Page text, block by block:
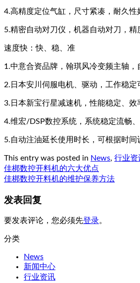
4.高精度定位气缸，尺寸紧凑，耐久性
5.精密自动对刀仪，机器自动对刀，精
速度快：快、稳、准
1.中意合资品牌，翰琪风冷变频主轴
2.日本安川伺服电机、驱动，工作稳
3.日本新宝行星减速机，性能稳定、效
4.维宏/DSP数控系统，系统稳定流畅
5.自动注油延长使用时长，可根据时
This entry was posted in News, 行业资
佳梆数控开料机的六大优点
佳梆数控开料机的维护保养方法
发表回复
要发表评论，您必须先登录。
分类
News
新闻中心
行业资讯